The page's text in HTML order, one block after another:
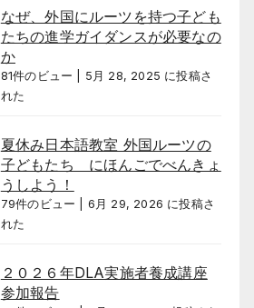
なぜ、外国にルーツを持つ子ども
たちの進学ガイダンスが必要なの
か
81件のビュー
5月 28, 2025 に投稿さ
れた
夏休み日本語教室 外国ルーツの
子どもたち にほんごでべんきょ
うしよう！
79件のビュー
6月 29, 2026 に投稿さ
れた
２０２６年DLA実施者養成講座
参加報告